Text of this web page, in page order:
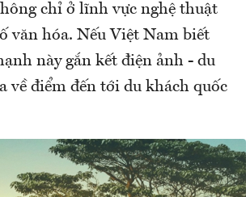
chỉ ở lĩnh vực nghệ thuật
văn hóa. Nếu Việt Nam biết
này gắn kết điện ảnh - du
về điểm đến tới du khách quốc